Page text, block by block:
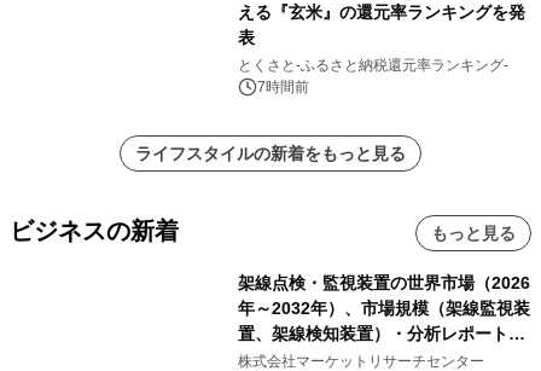
える『玄米』の還元率ランキングを発
表
とくさと-ふるさと納税還元率ランキング-
7時間前
ライフスタイルの新着をもっと見る
ビジネスの新着 もっと見る
架線点検・監視装置の世界市場（2026
年～2032年）、市場規模（架線監視装
置、架線検知装置）・分析レポートを
発表
株式会社マーケットリサーチセンター